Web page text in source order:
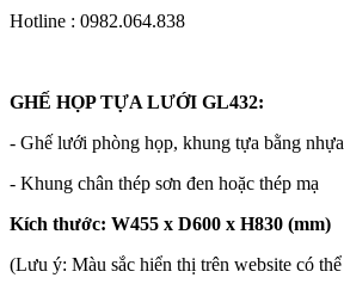
Hotline : 0982.064.838
GHẾ HỌP TỰA LƯỚI GL432:
- Ghế lưới phòng họp, khung tựa bằng
- Khung chân thép sơn đen hoặc thép mạ
Kích thước: W455 x D600 x H830 (mm)
(Lưu ý: Màu sắc hiển thị trên website có